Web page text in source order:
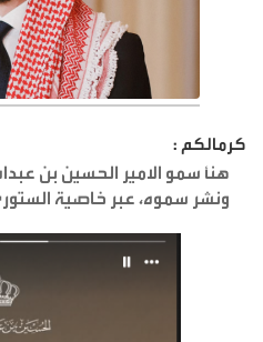
كرمالكم :
هنأ سمو الامير الحسين بن
ونشر سموه، عبر خاصية